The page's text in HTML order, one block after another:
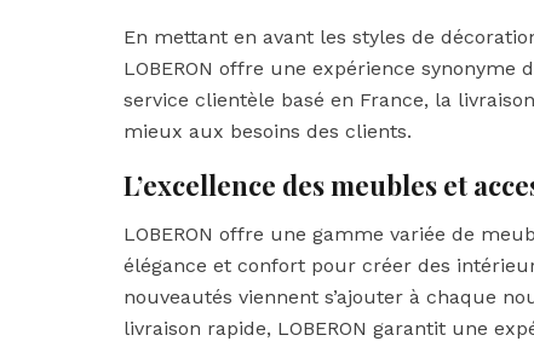
En mettant en avant les styles de
LOBERON offre une expérience
service clientèle basé en France, la
mieux aux besoins des clients.
L’excellence des meubles et
LOBERON offre une gamme variée de
élégance et confort pour créer des
nouveautés viennent s’ajouter à chaque
livraison rapide, LOBERON garantit une